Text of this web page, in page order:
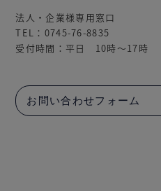
法人・企業様専用窓口
TEL：0745-76-8835
受付時間：平日 10時～17時
お問い合わせフォーム